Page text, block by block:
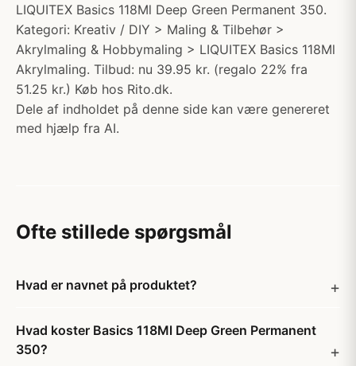
LIQUITEX Basics 118Ml Deep Green Permanent 350.
Kategori: Kreativ / DIY > Maling & Tilbehør >
Akrylmaling & Hobbymaling > LIQUITEX Basics 118Ml
Akrylmaling. Tilbud: nu 39.95 kr. (regalo 22% fra
51.25 kr.) Køb hos Rito.dk.
Dele af indholdet på denne side kan være genereret
med hjælp fra AI.
Ofte stillede spørgsmål
Hvad er navnet på produktet?
Hvad koster Basics 118Ml Deep Green Permanent
350?